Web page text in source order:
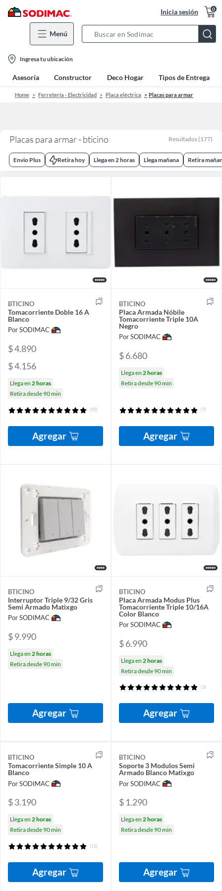
Inicia sesión 0
Menú
Bar
location-
icon
Ingresa tu ubicación
Asesoría Constructor Deco Hogar Tipos de Entrega
Home Ferretería - Electricidad Placa eléctrica Placas para armar
Placas para armar - bticino Resultados (177)
Envio Plus Retira hoy Llega en 2 horas Llega mañana Retira
BTICINO
Tomacorriente Doble 16 A
Blanco
Por SODIMAC
$ 4.890
$ 4.156
Llega en 2 horas
Retira desde 90 min
(93)
Agregar
BTICINO
Placa Armada Nóbile
Tomacorriente Triple 10A
Negro
Por SODIMAC
$ 6.680
Llega en 2 horas
Retira desde 90 min
(7)
Agregar
BTICINO
Interruptor Triple 9/32 Gris
Semi Armado Matixgo
Por SODIMAC
$ 9.990
Llega en 2 horas
Retira desde 90 min
Agregar
BTICINO
Placa Armada Modus Plus
Tomacorriente Triple 10/16A
Color Blanco
Por SODIMAC
$ 6.990
Llega en 2 horas
Retira desde 90 min
(3)
Agregar
BTICINO
Tomacorriente Simple 10 A
Blanco
Por SODIMAC
$ 3.190
Llega en 2 horas
Retira desde 90 min
(11)
Agregar
BTICINO
Soporte 3 Modulos Semi
Armado Blanco Matixgo
Por SODIMAC
$ 1.290
Llega en 2 horas
Retira desde 90 min
Agregar